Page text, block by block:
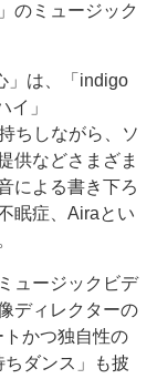
のミュージック
」は、「indigo
イ」
ちしながら、ソ
供などさまざま
による書き下ろ
眠症、Airaとい
ュージックビデ
ディレクターの
かつ独自性の
ダンス」も披